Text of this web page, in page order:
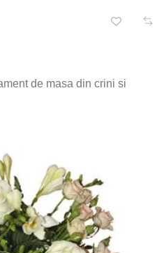
de masa din crini si